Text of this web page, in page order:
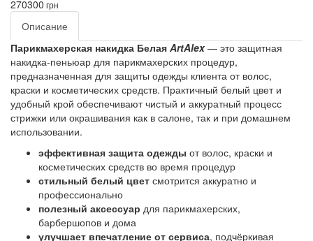
270300 грн
Описание
Парикмахерская накидка Белая ArtAlex— это защитная
накидка‑пеньюар для парикмахерских процедур,
предназначенная для защиты одежды клиента от волос,
краски и косметических средств. Практичный белый цвет и
удобный крой обеспечиваютчистый и аккуратный процесс
стрижки или окрашивания как в салоне, так и при домашнем
использовании.
эффективная защита одежды от волос, краски и
косметических средств во время процедур
стильный белый цвет смотрится аккуратно и
профессионально
полезный аксессуар для парикмахерских,
барбершопов и дома
улучшает впечатление от сервиса, подчёркивая